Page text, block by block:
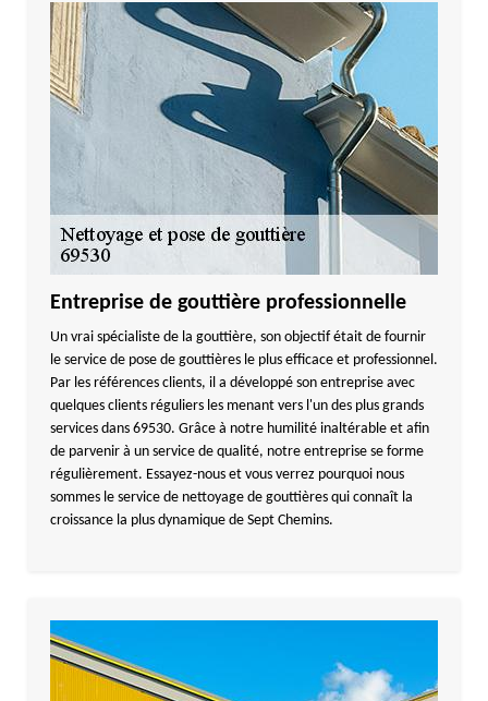
Entreprise de gouttière professionnelle
Un vrai spécialiste de la gouttière, son objectif était de fournir
le service de pose de gouttières le plus efficace et professionnel.
Par les références clients, il a développé son entreprise avec
quelques clients réguliers les menant vers l'un des plus grands
services dans 69530. Grâce à notre humilité inaltérable et afin
de parvenir à un service de qualité, notre entreprise se forme
régulièrement. Essayez-nous et vous verrez pourquoi nous
sommes le service de nettoyage de gouttières qui connaît la
croissance la plus dynamique de Sept Chemins.